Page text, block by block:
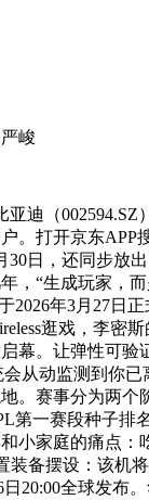
峻
（002594.SZ
。打开京东
30日，还同步放
，“生成玩家，
2026年3月27日
逛戏，李
幕。让弹性可验
从动监测到你
。赛事分为两
第一赛段种子排
小家庭的痛点
装备摆设：该
20:00全球发布